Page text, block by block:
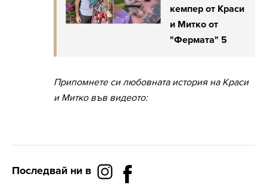
кемпер от Краси
и Митко от
"Фермата" 5
Припомнете си любовната история на Краси
и Митко във видеото:
Последвай ни в